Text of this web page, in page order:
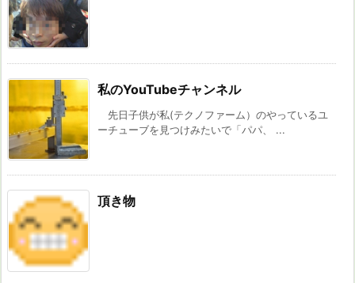
私のYouTubeチャンネル
先日子供が私(テクノファーム）のやっているユ
ーチューブを見つけみたいで「パパ、 ...
頂き物